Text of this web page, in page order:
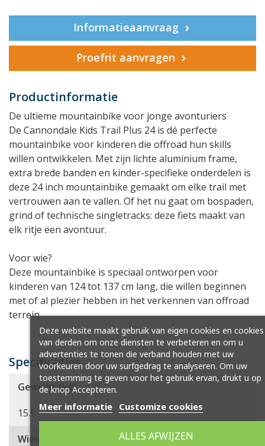
Informatieaanvraag
Proefrit aanvragen
Productinformatie
De ultieme mountainbike voor jonge avonturiers
De Cannondale Kids Trail Plus 24 is dé perfecte
mountainbike voor kinderen die offroad hun skills
willen ontwikkelen. Met zijn lichte aluminium frame,
extra brede banden en kinder-specifieke onderdelen is
deze 24 inch mountainbike gemaakt om elke trail met
vertrouwen aan te vallen. Of het nu gaat om bospaden,
grind of technische singletracks: deze fiets maakt van
elk ritje een avontuur.
Voor wie?
Deze mountainbike is speciaal ontworpen voor
kinderen van 124 tot 137 cm lang, die willen beginnen
met of al plezier hebben in het verkennen van offroad
terrein.
Specificaties
Gewicht (kg)
15.5
Wielmaat
Deze website maakt gebruik van eigen cookies en cookies
van derden om onze diensten te verbeteren en om u
advertenties te tonen die verband houden met uw
voorkeuren door uw surfgedrag te analyseren. Om uw
toestemming te geven voor het gebruik ervan, drukt u op
de knop Accepteren.
Meer informatie Customize cookies
ALLES AFWIJZEN